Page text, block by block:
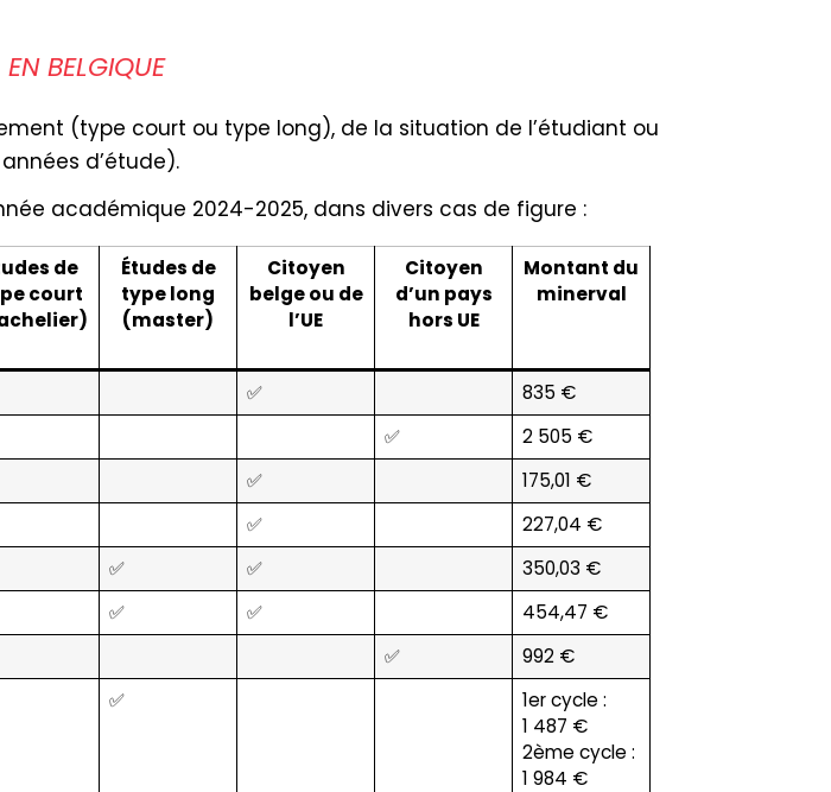
BELGIQUE
(type court ou type long), de la situation de l’étudiant ou
d’étude).
académique 2024-2025, dans divers cas de figure :
de
court
Études de
type long
(master)
Citoyen
belge ou de
l’UE
Citoyen
d’un pays
hors UE
Montant du
minerval
✅
835 €
✅
2 505 €
✅
175,01 €
✅
227,04 €
✅ ✅
350,03 €
✅ ✅
454,47 €
✅
992 €
✅
1er cycle :
1 487 €
2ème cycle :
1 984 €